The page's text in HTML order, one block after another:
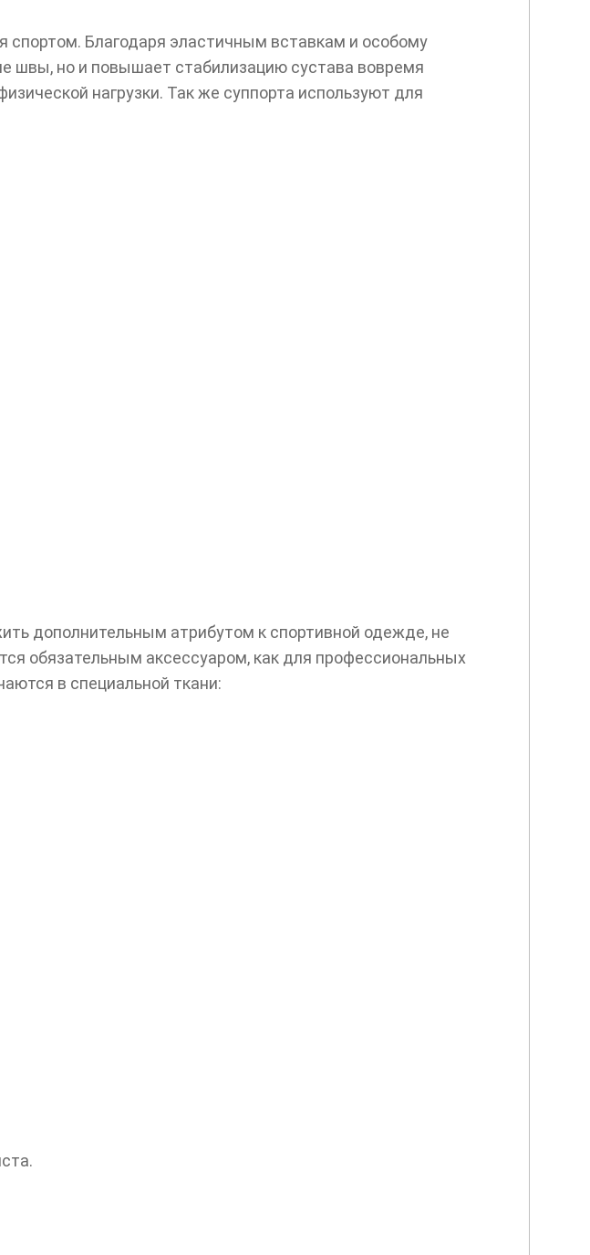
спортом. Благодаря эластичным вставкам и особому
швы, но и повышает стабилизацию сустава вовремя
нагрузки. Так же суппорта используют для
дополнительным атрибутом к спортивной одежде, не
обязательным аксессуаром, как для профессиональных
в специальной ткани: